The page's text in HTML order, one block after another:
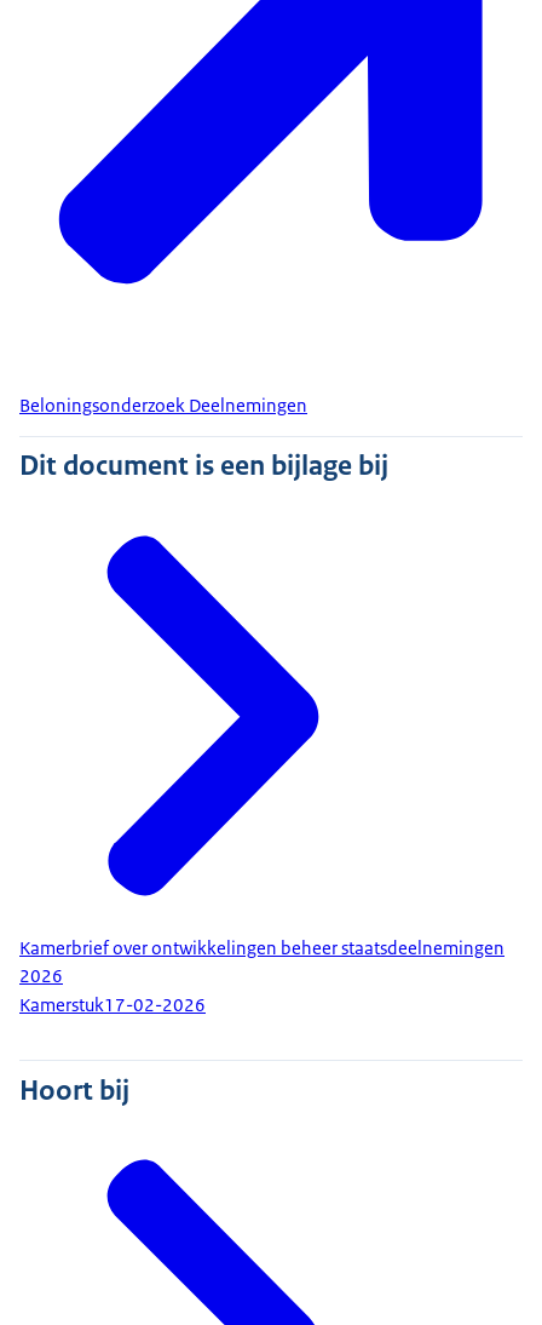
Beloningsonderzoek Deelnemingen
Dit document is een bijlage bij
Kamerbrief over ontwikkelingen beheer staatsdeelnemingen
2026
Kamerstuk17-02-2026
Hoort bij